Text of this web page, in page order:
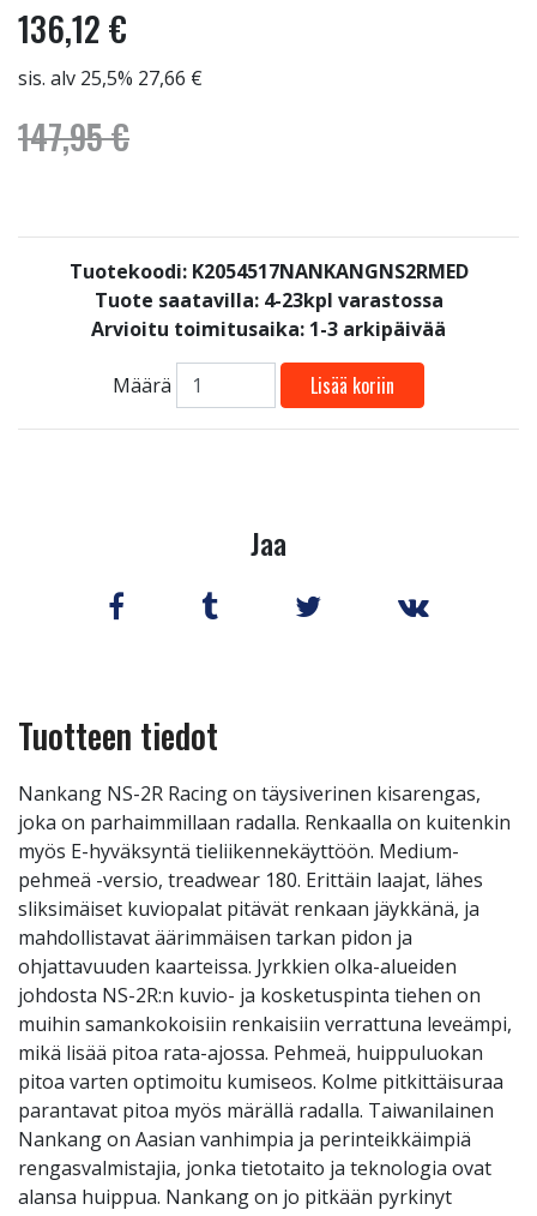
136,12 €
sis. alv 25,5% 27,66 €
147,95 €
Tuotekoodi: K2054517NANKANGNS2RMED
Tuote saatavilla: 4-23kpl varastossa
Arvioitu toimitusaika: 1-3 arkipäivää
Määrä Lisää koriin
Jaa
Tuotteen tiedot
Nankang NS-2R Racing on täysiverinen kisarengas,
joka on parhaimmillaan radalla. Renkaalla on kuitenkin
myös E-hyväksyntä tieliikennekäyttöön. Medium-
pehmeä -versio, treadwear 180. Erittäin laajat, lähes
sliksimäiset kuviopalat pitävät renkaan jäykkänä, ja
mahdollistavat äärimmäisen tarkan pidon ja
ohjattavuuden kaarteissa. Jyrkkien olka-alueiden
johdosta NS-2R:n kuvio- ja kosketuspinta tiehen on
muihin samankokoisiin renkaisiin verrattuna leveämpi,
mikä lisää pitoa rata-ajossa. Pehmeä, huippuluokan
pitoa varten optimoitu kumiseos. Kolme pitkittäisuraa
parantavat pitoa myös märällä radalla. Taiwanilainen
Nankang on Aasian vanhimpia ja perinteikkäimpiä
rengasvalmistajia, jonka tietotaito ja teknologia ovat
alansa huippua. Nankang on jo pitkään pyrkinyt